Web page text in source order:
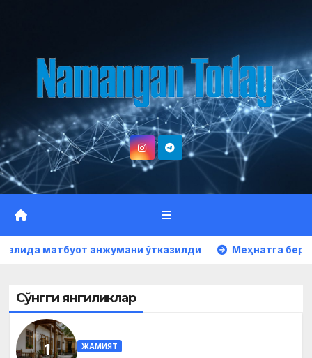
ўтказилди Меҳнатга берилган юксак
Сўнгги янгиликлар
ЖАМИЯТ